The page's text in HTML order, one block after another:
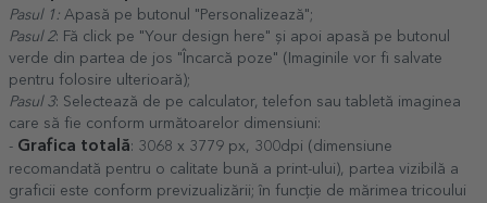
Pasul 1: Apasă pe butonul "Personalizează";
Pasul 2: Fă click pe "Your design here" și apoi apasă pe butonul
verde din partea de jos "Încarcă poze" (Imaginile vor fi salvate
pentru folosire ulterioară);
Pasul 3: Selectează de pe calculator, telefon sau tabletă imaginea
care să fie conform următoarelor dimensiuni:
- Grafica totală: 3068 x 3779 px, 300dpi (dimensiune
recomandată pentru o calitate bună a print-ului), partea vizibilă a
graficii este conform previzualizării; în funcție de mărimea tricoului